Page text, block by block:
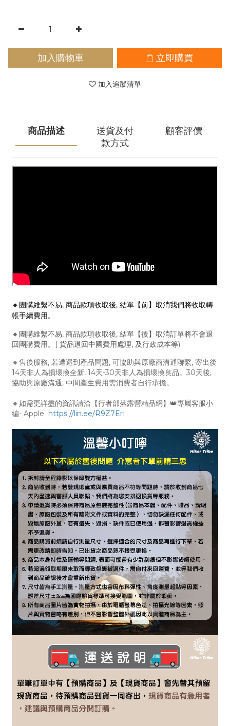
加入購物車 立即購買
加入追蹤清單
商品描述
送貨及付
款方式
顧客評價
🔸團購維繫不易, 商品款項收取後, 結單【前】取消我們將收取轉
帳手續費用。
🔸團購維繫不易, 商品款項收取後, 結單【後】取消訂單將不會退
回團購費用。( 貨品退回中國費用處理, 及行政成本等)
🔸售後服務, 若遭遇到產品問題, 可協助與原廠商溝通聯繫, 寄出後
14天非人為損壞換全新, 14天-30天非人為損壞換良品。30天後,
協助與原廠溝通, 中間產生費用需消費者自行承擔。
🔸如需更詳盡的資訊請洽【行者部落露營精品網】👑專屬客服小
編- Apple https://lin.ee/R9Z7ErI